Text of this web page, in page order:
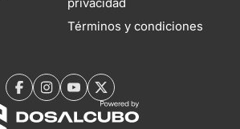
privacidad
Términos y condiciones